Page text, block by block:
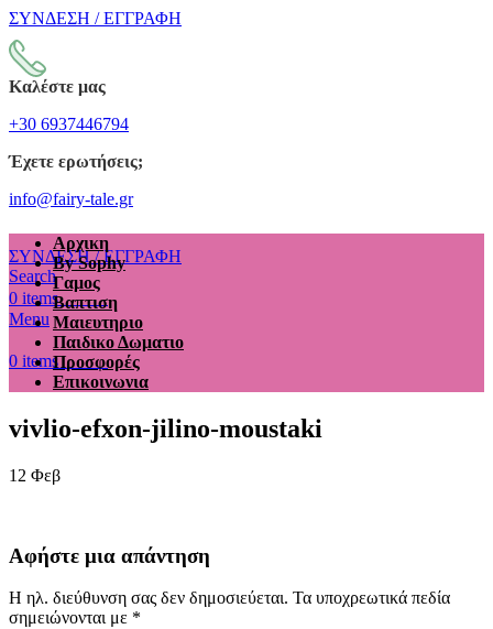
ΣΥΝΔΕΣΗ / ΕΓΓΡΑΦΗ
Καλέστε μας
+30 6937446794
Έχετε ερωτήσεις;
info@fairy-tale.gr
ΣΥΝΔΕΣΗ / ΕΓΓΡΑΦΗ
Search
0 items €0.00
Menu
0 items €0.00
Αρχικη
By Sophy
Γαμος
Βαπτιση
Μαιευτηριο
Παιδικο Δωματιο
Προσφορές
Επικοινωνια
vivlio-efxon-jilino-moustaki
12 Φεβ
Αφήστε μια απάντηση
Η ηλ. διεύθυνση σας δεν δημοσιεύεται. Τα υποχρεωτικά πεδία
σημειώνονται με *